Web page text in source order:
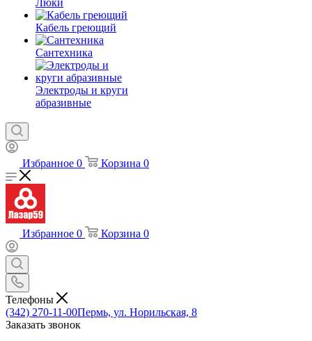
Люки
Кабель греющий
Сантехника
Электроды и круги
абразивные
Избранное 0 Корзина 0
Избранное 0 Корзина 0
Телефоны
(342) 270-11-00Пермь, ул. Норильская, 8
Заказать звонок